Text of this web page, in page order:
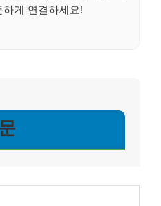
게 연결하세요!